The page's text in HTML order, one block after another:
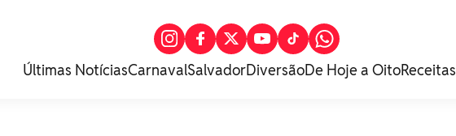
Últimas NotíciasCarnavalSalvadorDiversãoDe Hoje a OitoReceitas